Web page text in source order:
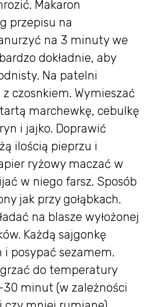
Makaron
przepisu na
na 3 minuty we
dokładnie, aby
Na patelni
czosnkiem. Wymieszać
marchewkę, cebulkę
i jajko. Doprawić
ilością pieprzu i
ryżowy maczać w
w niego farsz. Sposób
jak przy gołąbkach.
na blasze wyłożonej
Każdą sajgonkę
posypać sezamem.
do temperatury
minut (w zależności